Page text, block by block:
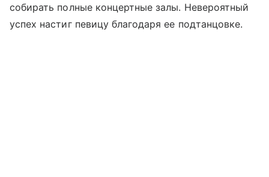
собирать полные концертные залы. Невероятный
успех настиг певицу благодаря ее подтанцовке.